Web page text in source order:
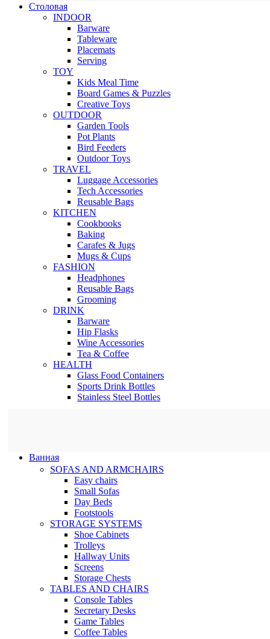
Столовая
INDOOR
Barware
Tableware
Placemats
Serving
TOY
Kids Meal Time
Board Games & Puzzles
Creative Toys
OUTDOOR
Garden Tools
Pot Plants
Bird Feeders
Outdoor Toys
TRAVEL
Luggage Accessories
Tech Accessories
Reusable Bags
KITCHEN
Cookbooks
Baking
Carafes & Jugs
Mugs & Cups
FASHION
Headphones
Reusable Bags
Grooming
DRINK
Barware
Hip Flasks
Wine Accessories
Tea & Coffee
HEALTH
Glass Food Containers
Sports Drink Bottles
Stainless Steel Bottles
Ванная
SOFAS AND ARMCHAIRS
Easy chairs
Small Sofas
Day Beds
Footstools
STORAGE SYSTEMS
Shoe Cabinets
Trolleys
Hallway Units
Screens
Storage Chests
TABLES AND CHAIRS
Console Tables
Secretary Desks
Game Tables
Coffee Tables